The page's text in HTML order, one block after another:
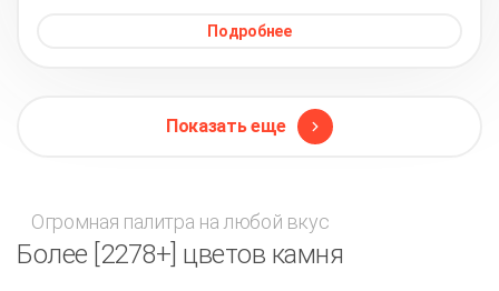
Подробнее
Показать еще
Огромная палитра на любой вкус
Более [2278+] цветов камня